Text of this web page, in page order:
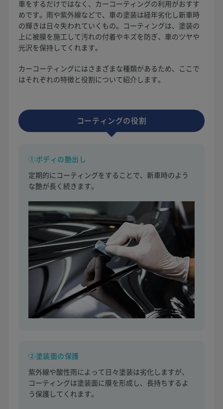
車をするだけではなく、カーコーティングの利用がおすす
めです。雨や紫外線などで、車の塗装は経年劣化し新車時
の輝きは日々失われていくもの。コーティングは、塗装の
上に被膜を施工して汚れの付着やキズを防ぎ、車のツヤや
光沢を保持してくれます。
カーコーティングにはさまざまな種類があるため、ここで
はそれぞれの特徴と役割について紹介します。
コーティングの役割
①ボディの艶出し
定期的にコーティングをすることで、新車時のよう
な艶が長く続きます。
②塗装面の保護
紫外線や酸性雨によって日々塗装は劣化しますが、
コーティングは塗装面に膜を形成し、長持ちするよ
う保護してくれます。